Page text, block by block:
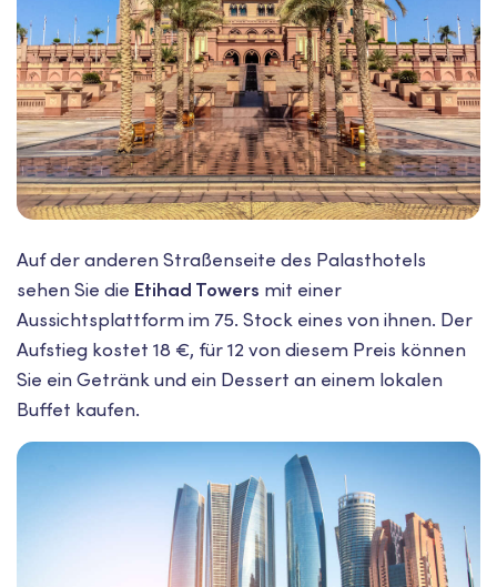
Auf der anderen Straßenseite des Palasthotels
sehen Sie die Etihad Towers mit einer
Aussichtsplattform im 75. Stock eines von ihnen. Der
Aufstieg kostet 18 €, für 12 von diesem Preis können
Sie ein Getränk und ein Dessert an einem lokalen
Buffet kaufen.